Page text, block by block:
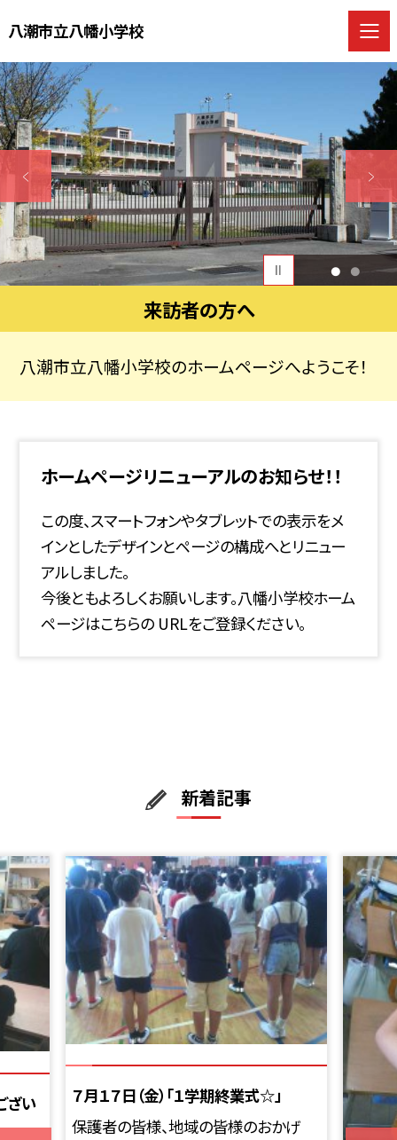
八潮市立八幡小学校
1 2
来訪者の方へ
八潮市立八幡小学校のホームページへようこそ！
ホームページリニューアルのお知らせ！！
この度、スマートフォンやタブレットでの表示をメ
インとしたデザインとページの構成へとリニュー
アルしました。
今後ともよろしくお願いします。八幡小学校ホーム
ページはこちらの URLをご登録ください。
新着記事
ざい
７月１７日（金）「１学期終業式☆」
保護者の皆様、地域の皆様のおかげ